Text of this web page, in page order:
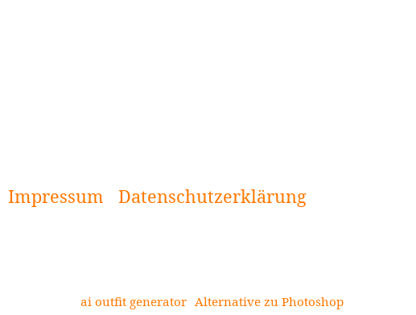
Impressum Datenschutzerklärung
ai outfit generator Alternative zu Photoshop